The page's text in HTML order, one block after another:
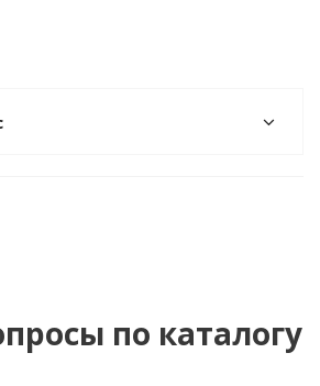
по каталогу